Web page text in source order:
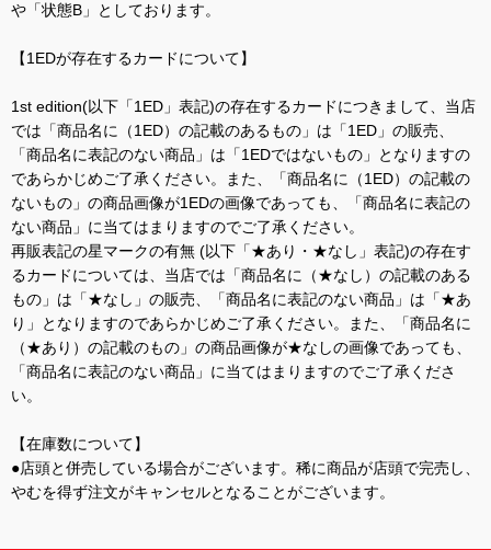
や「状態B」としております。
【1EDが存在するカードについて】
1st edition(以下「1ED」表記)の存在するカードにつきまして、当店
では「商品名に（1ED）の記載のあるもの」は「1ED」の販売、
「商品名に表記のない商品」は「1EDではないもの」となりますの
であらかじめご了承ください。また、「商品名に（1ED）の記載の
ないもの」の商品画像が1EDの画像であっても、「商品名に表記の
ない商品」に当てはまりますのでご了承ください。
再販表記の星マークの有無 (以下「★あり・★なし」表記)の存在す
るカードについては、当店では「商品名に（★なし）の記載のある
もの」は「★なし」の販売、「商品名に表記のない商品」は「★あ
り」となりますのであらかじめご了承ください。また、「商品名に
（★あり）の記載のもの」の商品画像が★なしの画像であっても、
「商品名に表記のない商品」に当てはまりますのでご了承くださ
い。
【在庫数について】
●店頭と併売している場合がございます。稀に商品が店頭で完売し、
やむを得ず注文がキャンセルとなることがございます。